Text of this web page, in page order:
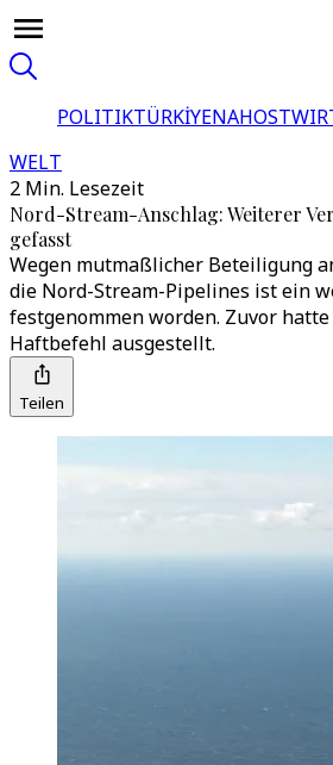
POLITIKTÜRKİYENAHOST
WELT
2 Min. Lesezeit
Nord-Stream-Anschlag: Weiterer
gefasst
Wegen mutmaßlicher Beteiligung
die Nord-Stream-Pipelines ist ein
festgenommen worden. Zuvor
Haftbefehl ausgestellt.
Teilen